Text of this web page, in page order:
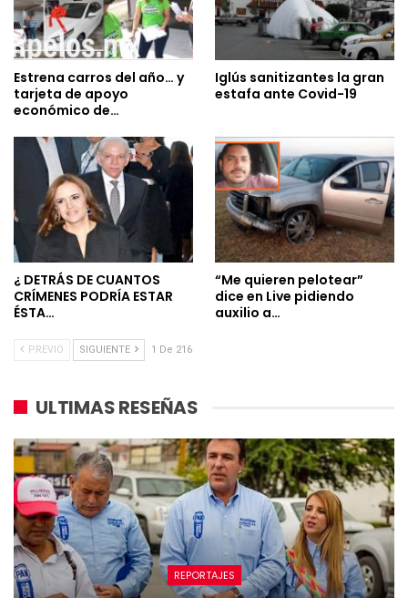
Estrena carros del año… y
tarjeta de apoyo
económico de…
Iglús sanitizantes la gran
estafa ante Covid-19
¿ DETRÁS DE CUANTOS
CRÍMENES PODRÍA ESTAR
ÉSTA…
“Me quieren pelotear”
dice en Live pidiendo
auxilio a…
PREVIO SIGUIENTE 1 De 216
ULTIMAS RESEÑAS
REPORTAJES